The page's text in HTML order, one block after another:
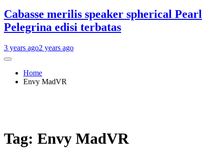
Cabasse merilis speaker spherical Pearl
Pelegrina edisi terbatas
3 years ago2 years ago
Home
Envy MadVR
Tag: Envy MadVR